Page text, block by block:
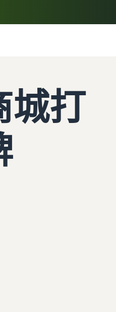
的首选语言
步骤
励
他渠道上销售商品
费率！
本和收入
值
送方式
售手续费和成本
作外包
道
城打